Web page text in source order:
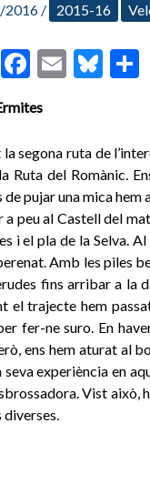
2016 / 2015-16
F
e
b
o
o
k
E
l
Bl
ky
C
segona ruta de
Ruta del Romànic.
pujar una mica
peu al Castell del
i el pla de la Selva.
Amb les piles
fins arribar a la
el trajecte hem
fer-ne suro. En
ens hem aturat al
experiència en
Vist això,